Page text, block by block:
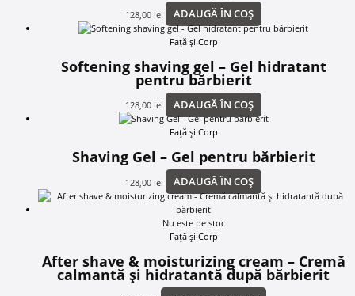
128,00 lei ADAUGĂ ÎN COȘ
Față și Corp
Softening shaving gel – Gel hidratant
pentru bărbierit
128,00 lei ADAUGĂ ÎN COȘ
Față și Corp
Shaving Gel – Gel pentru bărbierit
128,00 lei ADAUGĂ ÎN COȘ
Nu este pe stoc
Față și Corp
After shave & moisturizing cream – Cremă
calmantă și hidratantă după bărbierit